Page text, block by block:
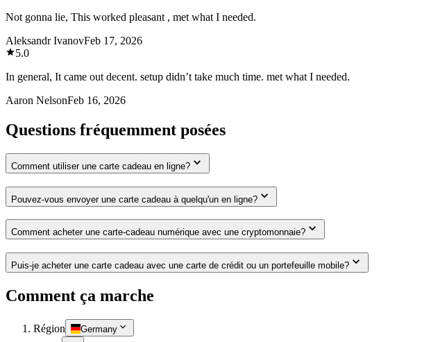
Not gonna lie, This worked pleasant , met what I needed.
Aleksandr IvanovFeb 17, 2026
5.0
In general, It came out decent. setup didn’t take much time. met what I needed.
Aaron NelsonFeb 16, 2026
Questions fréquemment posées
Comment utiliser une carte cadeau en ligne?
Pouvez-vous envoyer une carte cadeau à quelqu'un en ligne?
Comment acheter une carte-cadeau numérique avec une cryptomonnaie?
Puis-je acheter une carte cadeau avec une carte de crédit ou un portefeuille mobile?
Comment ça marche
Région Germany